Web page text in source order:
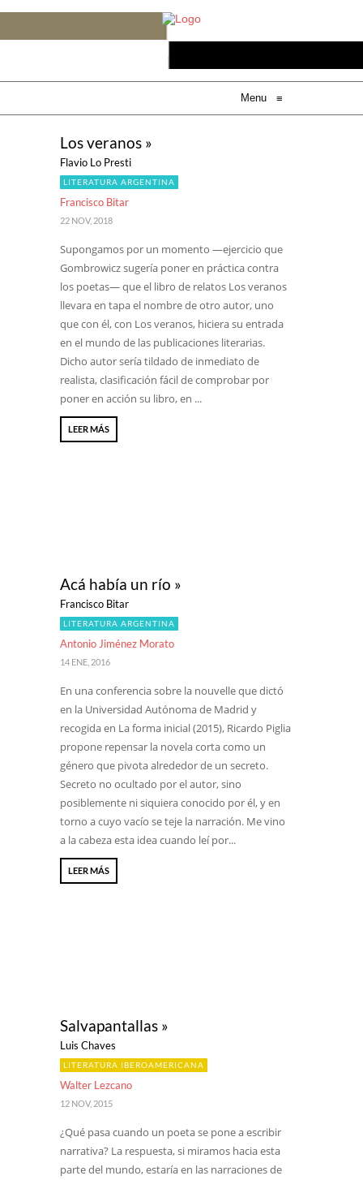
Menu ≡
Los veranos »
Flavio Lo Presti
LITERATURA ARGENTINA
Francisco Bitar
22 NOV, 2018
Supongamos por un momento —ejercicio que
Gombrowicz sugería poner en práctica contra
los poetas— que el libro de relatos Los veranos
llevara en tapa el nombre de otro autor, uno
que con él, con Los veranos, hiciera su entrada
en el mundo de las publicaciones literarias.
Dicho autor sería tildado de inmediato de
realista, clasificación fácil de comprobar por
poner en acción su libro, en ...
LEER MÁS
Acá había un río »
Francisco Bitar
LITERATURA ARGENTINA
Antonio Jiménez Morato
14 ENE, 2016
En una conferencia sobre la nouvelle que dictó
en la Universidad Autónoma de Madrid y
recogida en La forma inicial (2015), Ricardo Piglia
propone repensar la novela corta como un
género que pivota alrededor de un secreto.
Secreto no ocultado por el autor, sino
posiblemente ni siquiera conocido por él, y en
torno a cuyo vacío se teje la narración. Me vino
a la cabeza esta idea cuando leí por...
LEER MÁS
Salvapantallas »
Luis Chaves
LITERATURA IBEROAMERICANA
Walter Lezcano
12 NOV, 2015
¿Qué pasa cuando un poeta se pone a escribir
narrativa? La respuesta, si miramos hacia esta
parte del mundo, estaría en las narraciones de